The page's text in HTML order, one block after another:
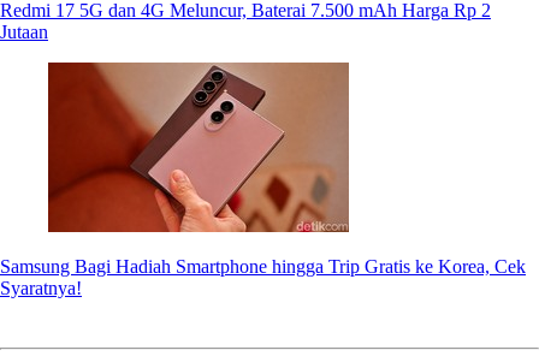
Redmi 17 5G dan 4G Meluncur, Baterai 7.500 mAh Harga Rp 2
Jutaan
Samsung Bagi Hadiah Smartphone hingga Trip Gratis ke Korea, Cek
Syaratnya!